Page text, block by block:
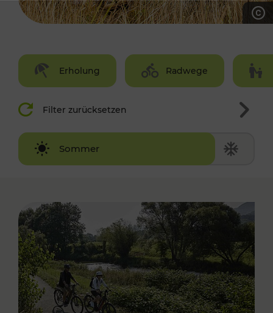
Erholung Radwege
Filter zurücksetzen
Sommer
Winter